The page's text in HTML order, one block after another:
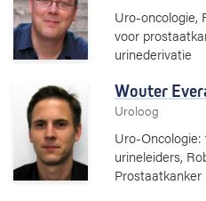
Uro-oncologie,
voor
urinederivatie
Wouter
Uroloog
Uro-
urineleiders,
Prostaatkanker